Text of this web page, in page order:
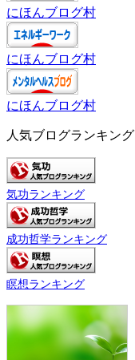
にほんブログ村
にほんブログ村
にほんブログ村
人気ブログランキング
気功ランキング
成功哲学ランキング
瞑想ランキング